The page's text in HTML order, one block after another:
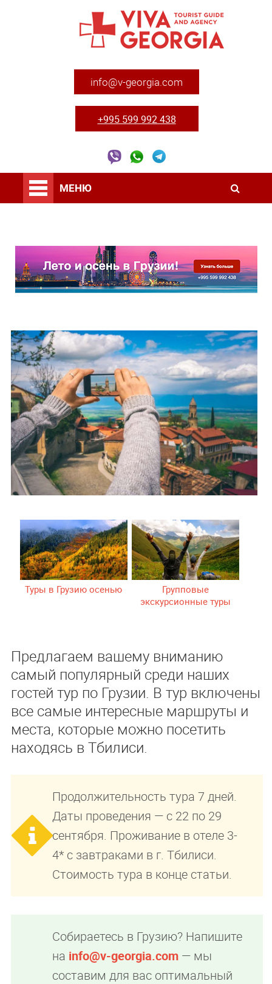
info@v-georgia.com
+995 599 992 438
МЕНЮ
Туры в Грузию осенью
Групповые
экскурсионные туры
Предлагаем вашему вниманию
самый популярный среди наших
гостей тур по Грузии. В тур включены
все самые интересные маршруты и
места, которые можно посетить
находясь в Тбилиси.
Продолжительность тура 7 дней.
Даты проведения — с 22 по 29
сентября. Проживание в отеле 3-
4* с завтраками в г. Тбилиси.
Стоимость тура в конце статьи.
Собираетесь в Грузию? Напишите
на info@v-georgia.com— мы
составим для вас оптимальный